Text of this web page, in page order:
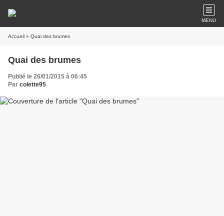
MENU
Accueil » Quai des brumes
Quai des brumes
Publié le 26/01/2015 à 06:45
Par colette95